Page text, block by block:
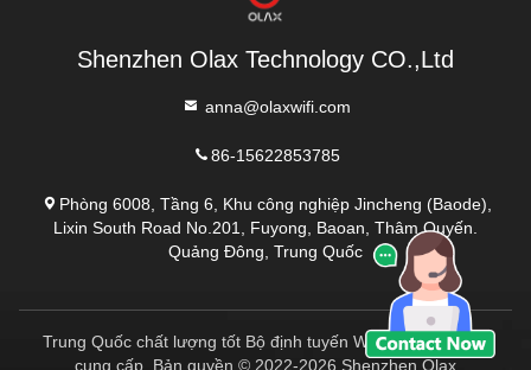
Shenzhen Olax Technology CO.,Ltd
anna@olaxwifi.com
86-15622853785
Phòng 6008, Tầng 6, Khu công nghiệp Jincheng (Baode),
Lixin South Road No.201, Fuyong, Baoan, Thâm Quyến.
Quảng Đông, Trung Quốc
Trung Quốc chất lượng tốt Bộ định tuyến Wi-Fi di động Nhà
cung cấp. Bản quyền © 2022-2026 Shenzhen Olax